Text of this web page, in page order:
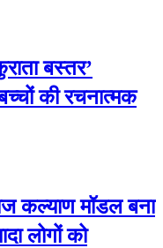
बस्तर’
की रचनात्मक
कल्याण मॉडल बना
लोगों को